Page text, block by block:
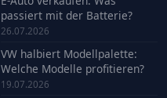
passiert mit der Batterie?
26.07.2026
VW halbiert Modellpalette:
Welche Modelle profitieren?
19.07.2026